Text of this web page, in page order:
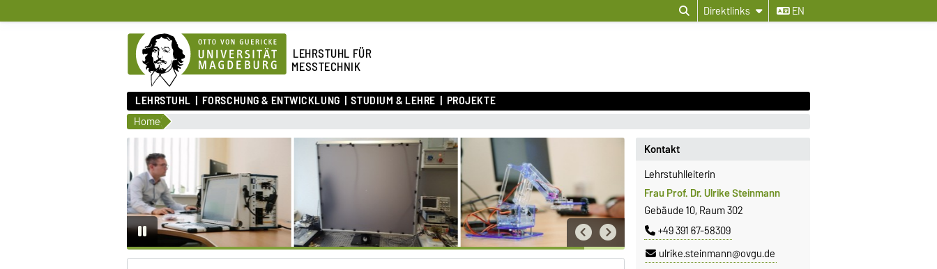
Direktlinks EN
LEHRSTUHL FÜR
MESSTECHNIK
LEHRSTUHL FORSCHUNG & ENTWICKLUNG STUDIUM & LEHRE PROJEKTE
Home
Kontakt
Lehrstuhlleiterin
Frau Prof. Dr. Ulrike Steinmann
Gebäude 10, Raum 302
+49 391 67-58309
ulrike.steinmann@ovgu.de